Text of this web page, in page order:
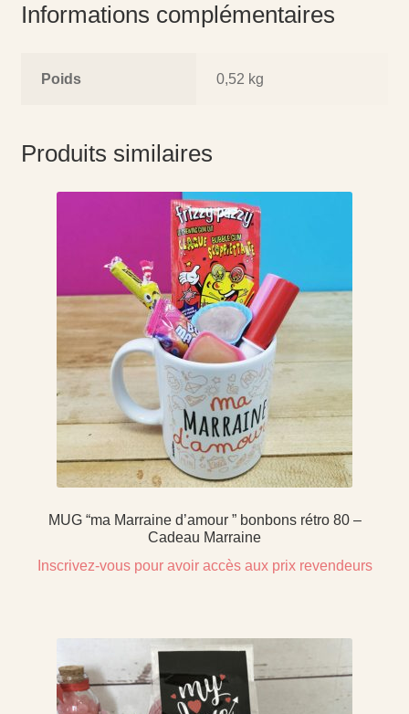
Informations complémentaires
Poids 0,52 kg
Produits similaires
MUG “ma Marraine d’amour ” bonbons rétro 80 –
Cadeau Marraine
Inscrivez-vous pour avoir accès aux prix revendeurs